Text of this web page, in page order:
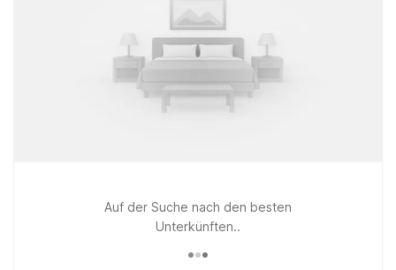
Auf der Suche nach den besten
Unterkünften..